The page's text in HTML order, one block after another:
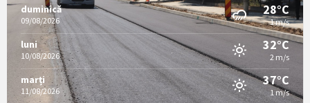
duminică
09/08/2026
28°C
1 m/s
luni
10/08/2026
32°C
2 m/s
marți
11/08/2026
37°C
1 m/s